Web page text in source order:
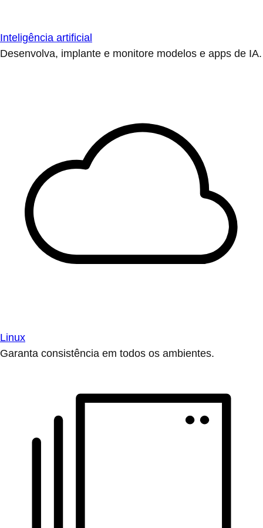
Inteligência artificial
Desenvolva, implante e monitore modelos e apps de IA.
Linux
Garanta consistência em todos os ambientes.